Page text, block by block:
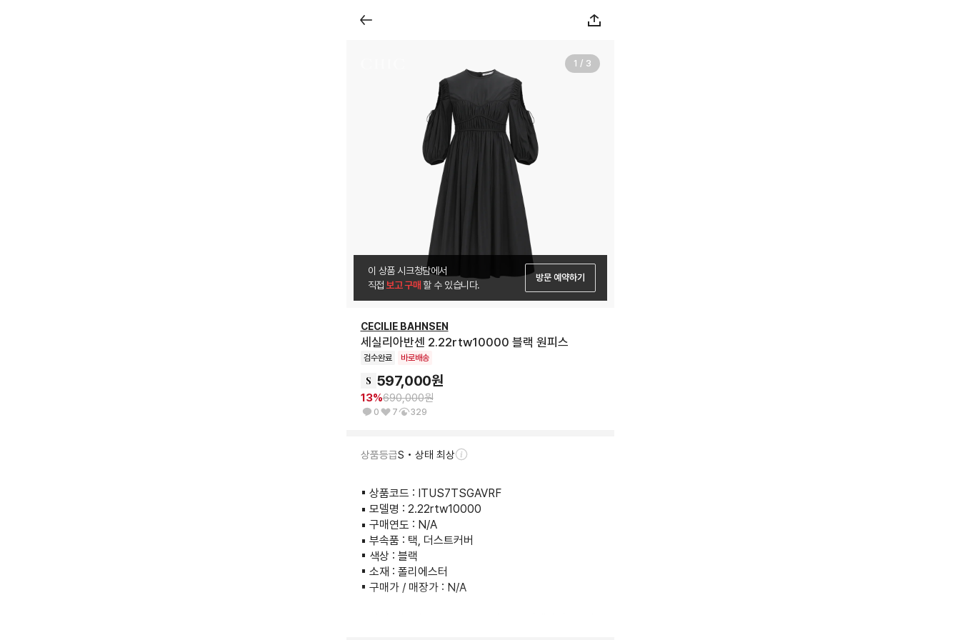
1 / 3
이 상품 시크청담에서
직접 보고 구매 할 수 있습니다.
방문 예약하기
CECILIE BAHNSEN
세실리아반센 2.22rtw10000 블랙 원피스
검수완료 바로배송
597,000원
13%690,000원
0 7 329
상품등급S • 상태 최상
▪︎ 상품코드 : ITUS7TSGAVRF
▪︎ 모델명 : 2.22rtw10000
▪︎ 구매연도 : N/A
▪︎ 부속품 : 택, 더스트커버
▪︎ 색상 : 블랙
▪︎ 소재 : 폴리에스터
▪︎ 구매가 / 매장가 : N/A